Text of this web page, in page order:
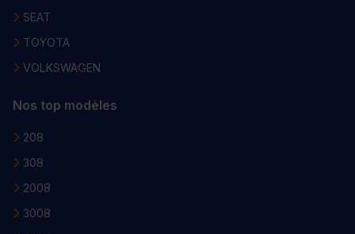
SEAT
TOYOTA
VOLKSWAGEN
Nos top modèles
208
308
2008
3008